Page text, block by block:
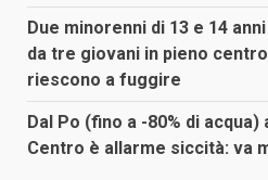
Due minorenni di 13 e 14
da tre giovani in pieno
riescono a fuggire
Dal Po (fino a -80% di
Centro è allarme siccità: va